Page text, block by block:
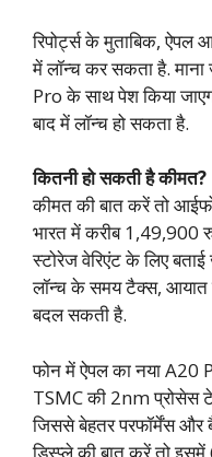
रिपोर्ट्स के मुताबिक,
में लॉन्च कर सकता है.
Pro के साथ पेश किया
बाद में लॉन्च हो सकता है.
कितनी हो सकती है कीमत?
कीमत की बात करें तो
भारत में करीब 1,49,900
स्टोरेज वेरिएंट के लिए
लॉन्च के समय टैक्स,
बदल सकती है.
फोन में ऐपल का नया A20
TSMC की 2nm प्रोसेस
जिससे बेहतर परफॉर्मेंस और
डिस्प्ले की बात करें तो